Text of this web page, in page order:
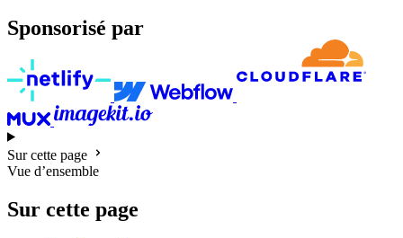
Sponsorisé par
Sur cette page
Vue d’ensemble
Sur cette page